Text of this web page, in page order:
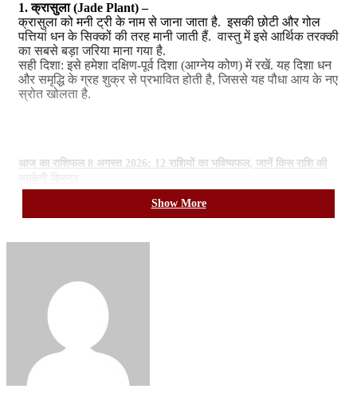
1. क्रासुला (Jade Plant) –
क्रासुला को मनी ट्री के नाम से जाना जाता है. इसकी छोटी और गोल
पत्तियां धन के सिक्कों की तरह मानी जाती हैं. वास्तु में इसे आर्थिक तरक्की
का सबसे बड़ा जरिया माना गया है.
सही दिशा: इसे हमेशा दक्षिण-पूर्व दिशा (आग्नेय कोण) में रखें. यह दिशा धन
और समृद्धि के ग्रह शुक्र से प्रभावित होती है, जिससे यह पौधा आय के नए
स्रोत खोलता है.
आज का राशिफल 8 अगस्त 2026: 12 राशियों का भविष्यफल, जानें किस राशि की
2. मनी प्लांट (Money Plant) –
मनी प्लांट का पौधा न केवल घर की नकारात्मक ऊर्जा सोखता है, बल्कि
आर्थिक तंगी को दूर करने में भी मदद करता है.
सही दिशा: इसे दक्षिण-पूर्व दिशा में ही रखें. ध्यान रहे कि इसकी बेलें कभी भी
जमीन पर नहीं फैलनी चाहिए, इन्हें हमेशा ऊपर की ओर चढ़ाएं, क्योंकि
ऊपर चढ़ती बेलें आपकी उन्नति और प्रगति का प्रतीक हैं.
3. लकी बैम्बू (Lucky Bamboo) –
Show More